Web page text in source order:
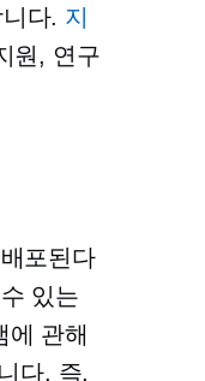
다. 지
원, 연구
포된다
있는
관해
다. 즉,